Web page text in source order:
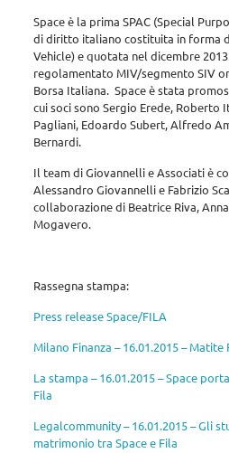
Space è la prima SPAC (Special
di diritto italiano costituita in forma
Vehicle) e quotata nel dicembre
regolamentato MIV/segmento SIV
Borsa Italiana. Space è stata
cui soci sono Sergio Erede, Roberto
Pagliani, Edoardo Subert, Alfredo
Bernardi.
Il team di Giovannelli e Associati è
Alessandro Giovannelli e Fabrizio
collaborazione di Beatrice Riva,
Mogavero.
Rassegna stampa:
Press release Space/FILA
Milano Finanza – 16.01.2015 –
La stampa – 16.01.2015 – Space
Fila
Legalcommunity – 16.01.2015 – Gli
matrimonio tra Space e Fila